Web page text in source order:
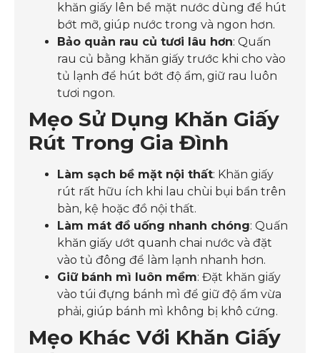
khăn giấy lên bề mặt nước dùng để hút
bớt mỡ, giúp nước trong và ngon hơn.
Bảo quản rau củ tươi lâu hơn: Quấn
rau củ bằng khăn giấy trước khi cho vào
tủ lạnh để hút bớt độ ẩm, giữ rau luôn
tươi ngon.
Mẹo Sử Dụng Khăn Giấy
Rút Trong Gia Đình
Làm sạch bề mặt nội thất: Khăn giấy
rút rất hữu ích khi lau chùi bụi bẩn trên
bàn, kệ hoặc đồ nội thất.
Làm mát đồ uống nhanh chóng: Quấn
khăn giấy ướt quanh chai nước và đặt
vào tủ đông để làm lạnh nhanh hơn.
Giữ bánh mì luôn mềm: Đặt khăn giấy
vào túi đựng bánh mì để giữ độ ẩm vừa
phải, giúp bánh mì không bị khô cứng.
Mẹo Khác Với Khăn Giấy